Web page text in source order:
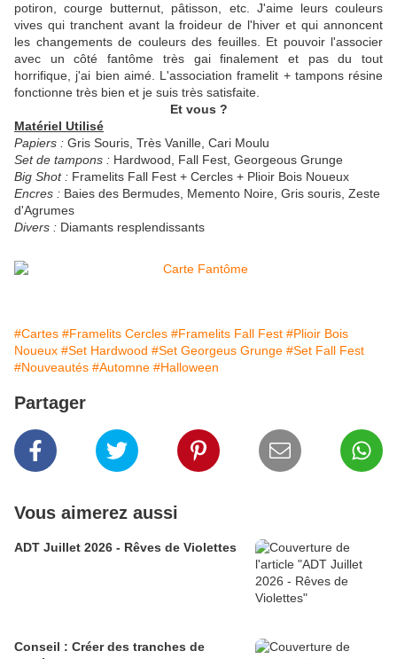
potiron, courge butternut, pâtisson, etc. J'aime leurs couleurs
vives qui tranchent avant la froideur de l'hiver et qui annoncent
les changements de couleurs des feuilles. Et pouvoir l'associer
avec un côté fantôme très gai finalement et pas du tout
horrifique, j'ai bien aimé. L'association framelit + tampons résine
fonctionne très bien et je suis très satisfaite.
Et vous ?
Matériel Utilisé
Papiers : Gris Souris, Très Vanille, Cari Moulu
Set de tampons : Hardwood, Fall Fest, Georgeous Grunge
Big Shot : Framelits Fall Fest + Cercles + Plioir Bois Noueux
Encres : Baies des Bermudes, Memento Noire, Gris souris, Zeste
d'Agrumes
Divers : Diamants resplendissants
#Cartes #Framelits Cercles #Framelits Fall Fest #Plioir Bois
Noueux #Set Hardwood #Set Georgeus Grunge #Set Fall Fest
#Nouveautés #Automne #Halloween
Partager
Vous aimerez aussi
ADT Juillet 2026 - Rêves de Violettes
Conseil : Créer des tranches de